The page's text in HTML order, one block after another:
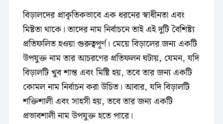
বিড়ালদের প্রাকৃতিকভাবে এক ধরনের স্বাধীনতা এবং
মিষ্টতা থাকে। তাদের নাম নির্বাচনে তাই এই দুটি বৈশিষ্ট্য
প্রতিফলিত হওয়া গুরুত্বপূর্ণ। মেয়ে বিড়ালের জন্য একটি
উপযুক্ত নাম তার আচরণের প্রতিফলন ঘটায়, যেমন, যদি
বিড়ালটি খুব শান্ত এবং মিষ্টি হয়, তবে তার জন্য একটি
কোমল নাম নির্বাচন করা উচিত। আবার, যদি বিড়ালটি
শক্তিশালী এবং সাহসী হয়, তবে তার জন্য একটি
প্রভাবশালী নাম উপযুক্ত হতে পারে।